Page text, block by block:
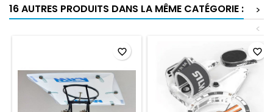
16 AUTRES PRODUITS DANS LA MÊME CATÉGORIE :
>
<
favorite_border favorite_border